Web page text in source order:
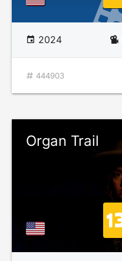
2024
444903
Organ Trail